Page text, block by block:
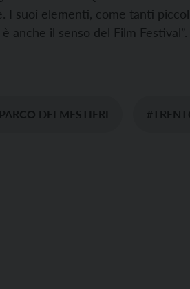
I suoi elementi, come tanti
anche il senso del Film Festival”.
DEI MESTIERI